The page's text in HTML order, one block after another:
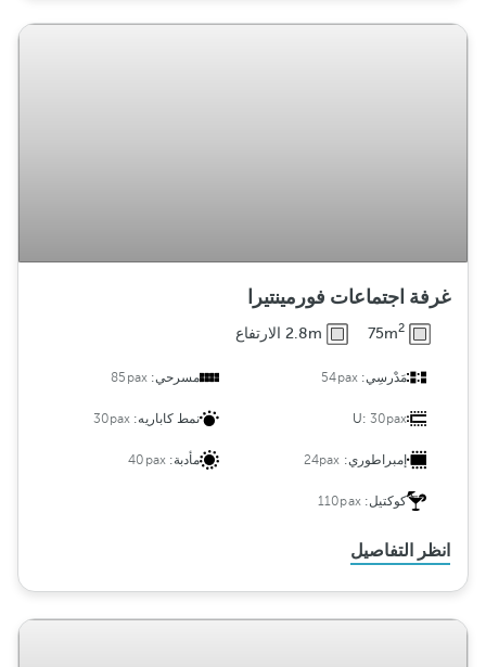
غرفة اجتماعات فورمينتيرا
75m2 2.8m الارتفاع
مَدْرسِي:54pax مسرحي:85pax
U: 30pax نمط كاباريه: 30pax
إمبراطوري: 24pax مأدبة:40pax
كوكتيل:110pax
انظر التفاصيل